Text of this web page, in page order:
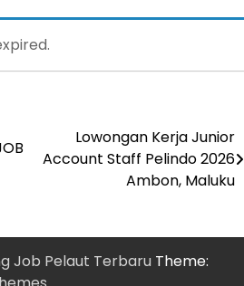
Lowongan Kerja Junior
Account Staff Pelindo 2026
Ambon, Maluku
Job Pelaut Terbaru Theme: